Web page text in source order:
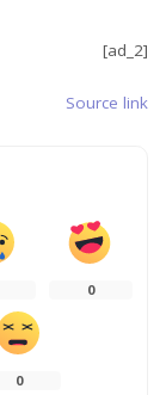
[ad_2]
Source link
0
0